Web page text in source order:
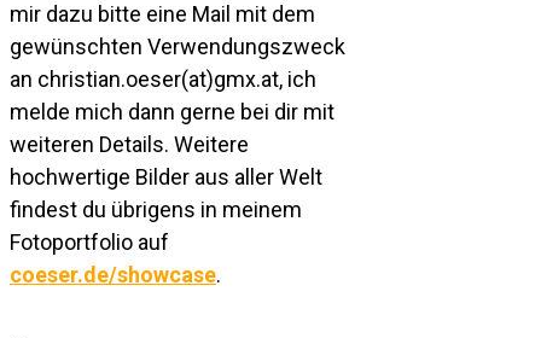
mir dazu bitte eine Mail mit dem
gewünschten Verwendungszweck
an christian.oeser(at)gmx.at, ich
melde mich dann gerne bei dir mit
weiteren Details. Weitere
hochwertige Bilder aus aller Welt
findest du übrigens in meinem
Fotoportfolio auf
coeser.de/showcase.